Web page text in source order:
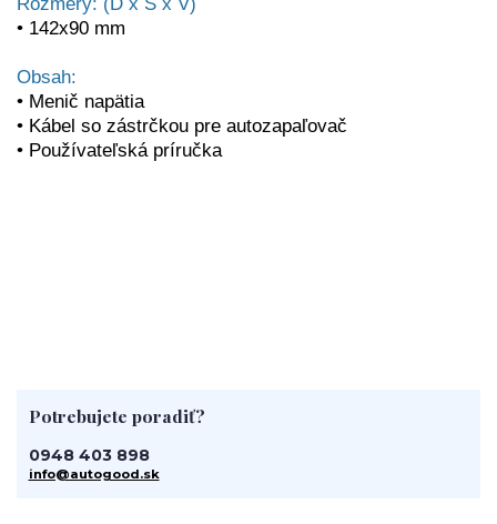
• 142x90 mm
Obsah:
• Menič napätia
• Kábel so zástrčkou pre autozapaľovač
• Používateľská príručka
Potrebujete poradiť?
0948 403 898
info@autogood.sk